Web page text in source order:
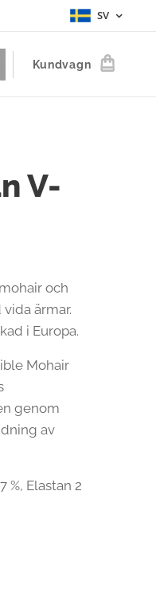
SV
Kundvagn
V-
och
ärmar.
i Europa.
Mohair
genom
av
%, Elastan 2